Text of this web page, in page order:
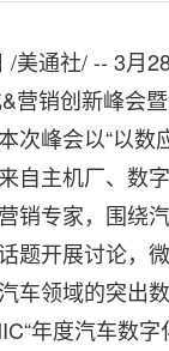
/美通社/ -- 3月
营销创新峰会
次峰会以“以数
自主机厂、数
销专家，围绕汽
题开展讨论，
车领域的突出
年度汽车数字